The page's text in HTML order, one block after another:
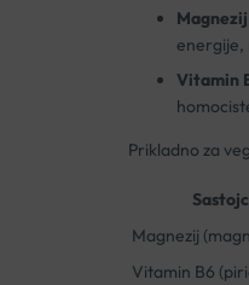
Magnezij
energije,
Vitamin
Prikladno za
Magnezij
Vitamin B6